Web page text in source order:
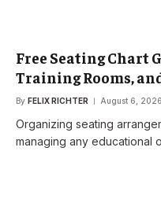
Free Seating Chart
Training Rooms,
By FELIX RICHTER August 6, 2026
Organizing seating
managing any educational